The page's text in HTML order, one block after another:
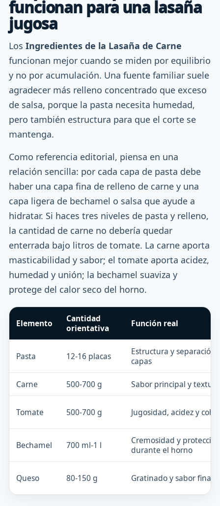
funcionan para una lasaña
jugosa
Los Ingredientes de la Lasaña de Carne
funcionan mejor cuando se miden por equilibrio
y no por acumulación. Una fuente familiar suele
agradecer más relleno concentrado que exceso
de salsa, porque la pasta necesita humedad,
pero también estructura para que el corte se
mantenga.
Como referencia editorial, piensa en una
relación sencilla: por cada capa de pasta debe
haber una capa fina de relleno de carne y una
capa ligera de bechamel o salsa que ayude a
hidratar. Si haces tres niveles de pasta y relleno,
la cantidad de carne no debería quedar
enterrada bajo litros de tomate. La carne aporta
masticabilidad y sabor; el tomate aporta acidez,
humedad y unión; la bechamel suaviza y
protege del calor seco del horno.
Elemento
Cantidad
orientativa
Función real
Pasta 12-16 placas
Estructura y separación
capas
Carne 500-700 g Sabor principal y textura
Tomate 500-700 g Jugosidad, acidez y
Bechamel 700 ml-1 l
Cremosidad y protección
durante el horno
Queso 80-150 g Gratinado y sabor final